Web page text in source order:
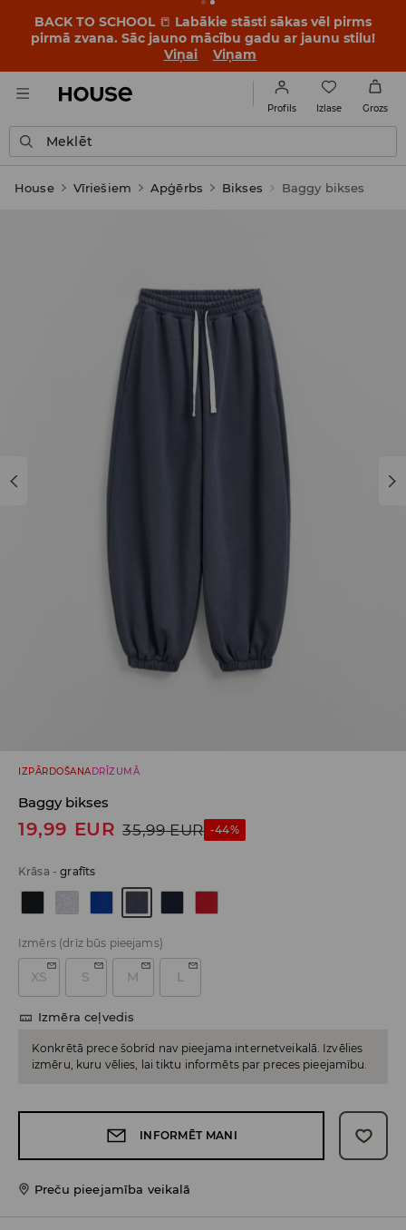
BACK TO SCHOOL 📒 Labākie stāsti sākas vēl pirms
pirmā zvana. Sāc jauno mācību gadu ar jaunu stilu!
Viņai
Viņam
Profils Izlase Grozs
Meklēt
House Vīriešiem Apģērbs Bikses Baggy bikses
IZPĀRDOŠANA DRĪZUMĀ
Baggy bikses
19,99 EUR 35,99 EUR -44%
Krāsa -grafīts
Izmērs (drīz būs pieejams)
XS S M L
Izmēra ceļvedis
Konkrētā prece šobrīd nav pieejama internetveikalā. Izvēlies
izmēru, kuru vēlies, lai tiktu informēts par preces pieejamību.
INFORMĒT MANI
Preču pieejamība veikalā